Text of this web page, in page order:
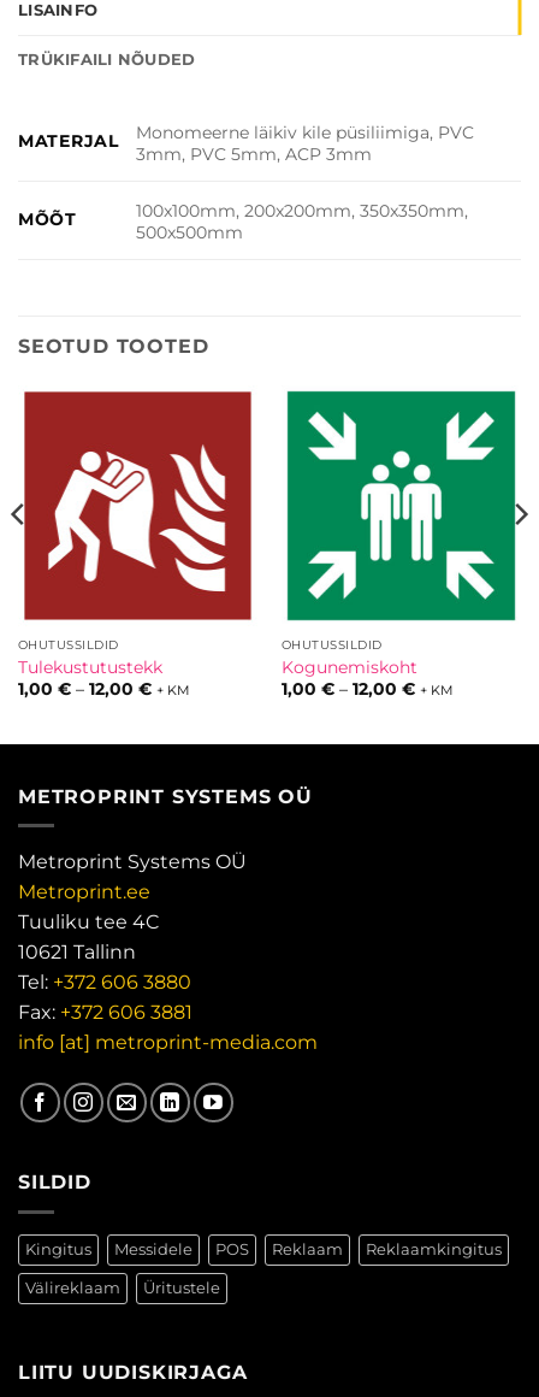
LISAINFO
TRÜKIFAILI NÕUDED
MATERJAL
Monomeerne läikiv kile püsiliimiga, PVC
3mm, PVC 5mm, ACP 3mm
MÕÕT
100x100mm, 200x200mm, 350x350mm,
500x500mm
SEOTUD TOOTED
OHUTUSSILDID
Tulekustutustekk
1,00 € – 12,00 €Hinnavahemik:
+ KM
OHUTUSSILDID
Kogunemiskoht
1,00 € – 12,00 €Hinnavahemik:
+ KM
METROPRINT SYSTEMS OÜ
Metroprint Systems OÜ
Metroprint.ee
Tuuliku tee 4C
10621 Tallinn
Tel: +372 606 3880
Fax: +372 606 3881
info [at] metroprint-media.com
SILDID
Kingitus Messidele POS Reklaam Reklaamkingitus
Välireklaam Üritustele
LIITU UUDISKIRJAGA